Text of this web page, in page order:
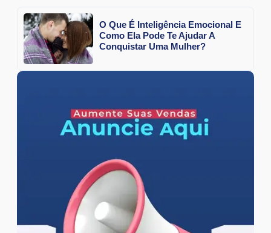
O Que É Inteligência Emocional E
Como Ela Pode Te Ajudar A
Conquistar Uma Mulher?